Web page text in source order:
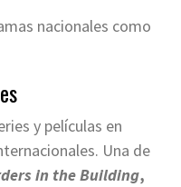
nacionales como
y películas en
Una de
in the Building,